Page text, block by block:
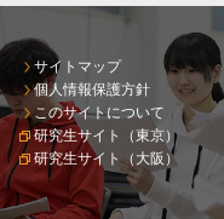
サイトマップ
個人情報保護方針
このサイトについて
研究生サイト（東京）
研究生サイト（大阪）